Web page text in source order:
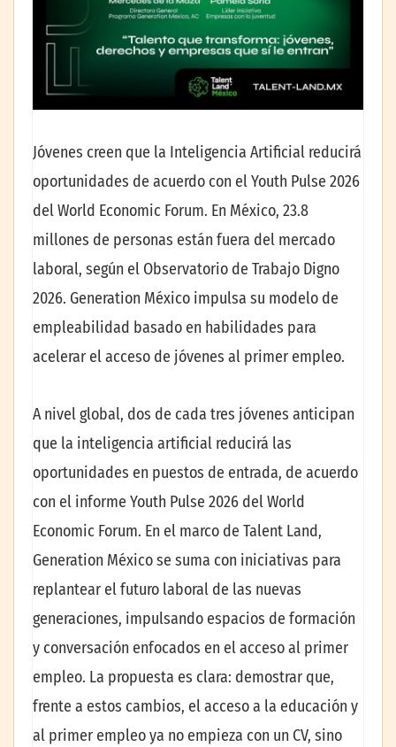
Jóvenes creen que la Inteligencia Artificial reducirá
oportunidades de acuerdo con el Youth Pulse 2026
del World Economic Forum. En México, 23.8
millones de personas están fuera del mercado
laboral, según el Observatorio de Trabajo Digno
2026. Generation México impulsa su modelo de
empleabilidad basado en habilidades para
acelerar el acceso de jóvenes al primer empleo.
A nivel global, dos de cada tres jóvenes anticipan
que la inteligencia artificial reducirá las
oportunidades en puestos de entrada, de acuerdo
con el informe Youth Pulse 2026 del World
Economic Forum. En el marco de Talent Land,
Generation México se suma con iniciativas para
replantear el futuro laboral de las nuevas
generaciones, impulsando espacios de formación
y conversación enfocados en el acceso al primer
empleo. La propuesta es clara: demostrar que,
frente a estos cambios, el acceso a la educación y
al primer empleo ya no empieza con un CV, sino